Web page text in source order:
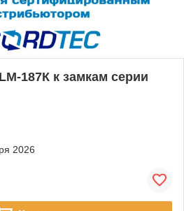
187К к замкам серии
2026